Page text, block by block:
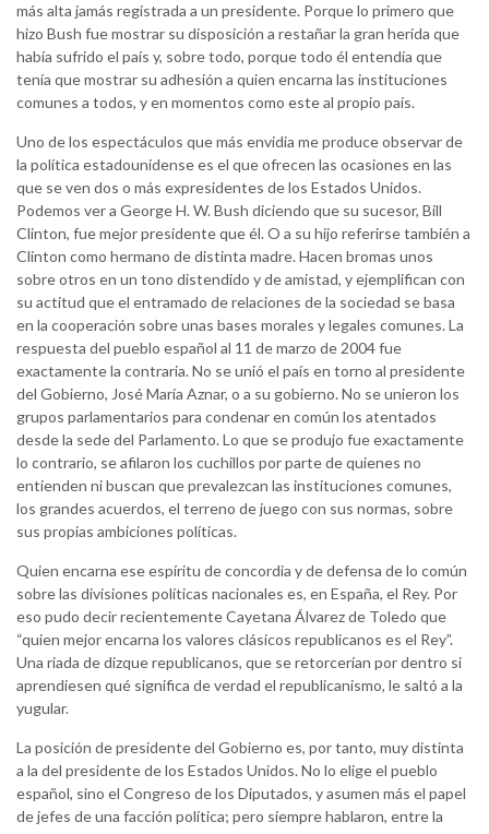
más alta jamás registrada a un presidente. Porque lo primero que
hizo Bush fue mostrar su disposición a restañar la gran herida que
había sufrido el país y, sobre todo, porque todo él entendía que
tenía que mostrar su adhesión a quien encarna las instituciones
comunes a todos, y en momentos como este al propio país.
Uno de los espectáculos que más envidia me produce observar de
la política estadounidense es el que ofrecen las ocasiones en las
que se ven dos o más expresidentes de los Estados Unidos.
Podemos ver a George H. W. Bush diciendo que su sucesor, Bill
Clinton, fue mejor presidente que él. O a su hijo referirse también a
Clinton como hermano de distinta madre. Hacen bromas unos
sobre otros en un tono distendido y de amistad, y ejemplifican con
su actitud que el entramado de relaciones de la sociedad se basa
en la cooperación sobre unas bases morales y legales comunes. La
respuesta del pueblo español al 11 de marzo de 2004 fue
exactamente la contraria. No se unió el país en torno al presidente
del Gobierno, José María Aznar, o a su gobierno. No se unieron los
grupos parlamentarios para condenar en común los atentados
desde la sede del Parlamento. Lo que se produjo fue exactamente
lo contrario, se afilaron los cuchillos por parte de quienes no
entienden ni buscan que prevalezcan las instituciones comunes,
los grandes acuerdos, el terreno de juego con sus normas, sobre
sus propias ambiciones políticas.
Quien encarna ese espíritu de concordia y de defensa de lo común
sobre las divisiones políticas nacionales es, en España, el Rey. Por
eso pudo decir recientemente Cayetana Álvarez de Toledo que
“quien mejor encarna los valores clásicos republicanos es el Rey”.
Una riada de dizque republicanos, que se retorcerían por dentro si
aprendiesen qué significa de verdad el republicanismo, le saltó a la
yugular.
La posición de presidente del Gobierno es, por tanto, muy distinta
a la del presidente de los Estados Unidos. No lo elige el pueblo
español, sino el Congreso de los Diputados, y asumen más el papel
de jefes de una facción política; pero siempre hablaron, entre la